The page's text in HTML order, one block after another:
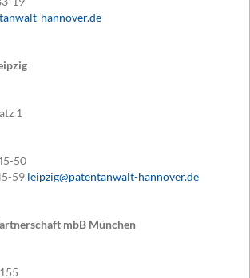
hannover.de
1
50
59 leipzig@patentanwalt-hannover.de
mbB München